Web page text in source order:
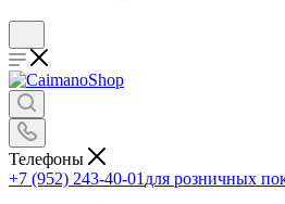
Телефоны
+7 (952) 243-40-01 для розничных